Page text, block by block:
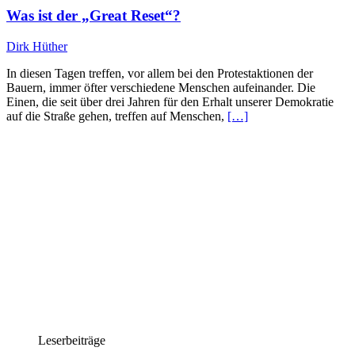
Was ist der „Great Reset“?
Dirk Hüther
In diesen Tagen treffen, vor allem bei den Protestaktionen der
Bauern, immer öfter verschiedene Menschen aufeinander. Die
Einen, die seit über drei Jahren für den Erhalt unserer Demokratie
auf die Straße gehen, treffen auf Menschen, […]
Leserbeiträge